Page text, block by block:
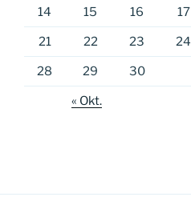
14 15 16 17
21 22 23 24
28 29 30
« Okt.